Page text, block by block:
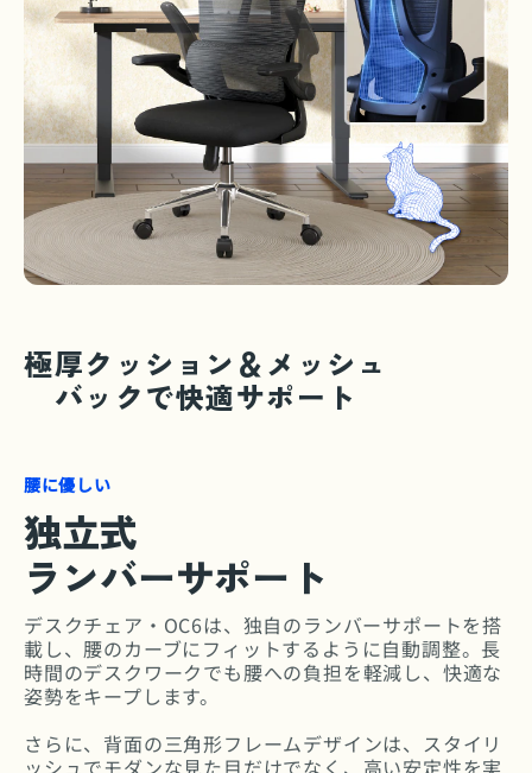
極厚クッション＆メッシュ
バックで快適サポート
腰に優しい
独立式
ランバーサポート
デスクチェア・OC6は、独自のランバーサポートを搭
載し、腰のカーブにフィットするように自動調整。長
時間のデスクワークでも腰への負担を軽減し、快適な
姿勢をキープします。
さらに、背面の三角形フレームデザインは、スタイリ
ッシュでモダンな見た目だけでなく、高い安定性を実